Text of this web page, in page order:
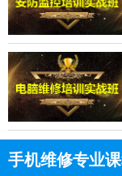
手机维修专业